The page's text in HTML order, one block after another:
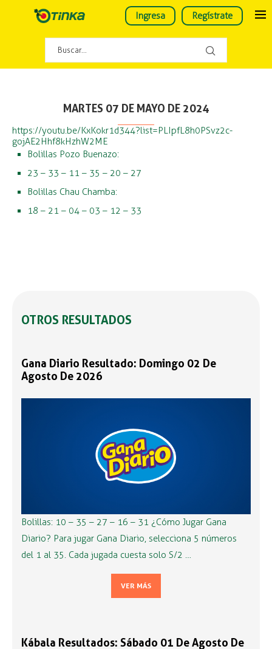
Ingresa Regístrate
MARTES 07 DE MAYO DE 2024
https://youtu.be/KxKokr1d344?list=PLIpfL8h0PSvz2c-
gojAE2Hhf8kHzhW2ME
Bolillas Pozo Buenazo:
23 – 33 – 11 – 35 – 20 – 27
Bolillas Chau Chamba:
18 – 21 – 04 – 03 – 12 – 33
OTROS RESULTADOS
Gana Diario Resultado: Domingo 02 De
Agosto De 2026
Bolillas: 10 – 35 – 27 – 16 – 31 ¿Cómo Jugar Gana
Diario? Para jugar Gana Diario, selecciona 5 números
del 1 al 35. Cada jugada cuesta solo S/2 …
VER MÁS
Kábala Resultados: Sábado 01 De Agosto De